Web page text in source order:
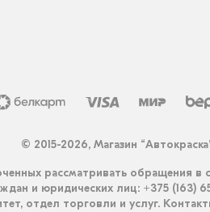
© 2015-2026, Магазин
рассматривать обращения в
и юридических лиц: +375 (163)
отдел торговли и услуг.